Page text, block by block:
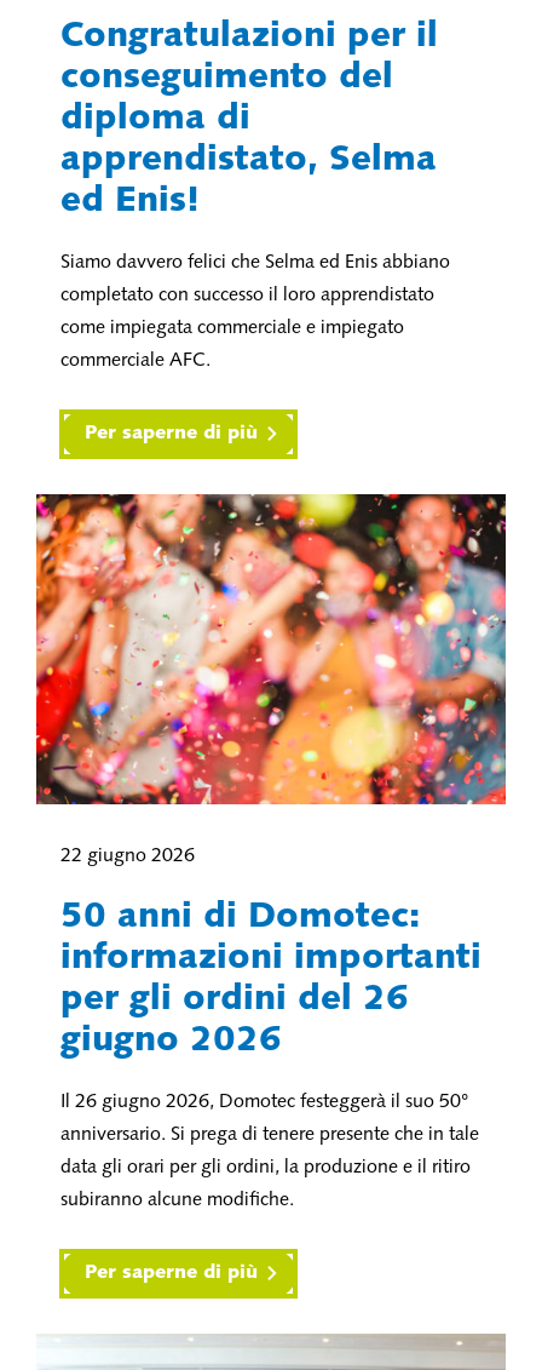
Congratulazioni per il
conseguimento del
diploma di
apprendistato, Selma
ed Enis!
Siamo davvero felici che Selma ed Enis abbiano
completato con successo il loro apprendistato
come impiegata commerciale e impiegato
commerciale AFC.
Per saperne di più
22 giugno 2026
50 anni di Domotec:
informazioni importanti
per gli ordini del 26
giugno 2026
Il 26 giugno 2026, Domotec festeggerà il suo 50°
anniversario. Si prega di tenere presente che in tale
data gli orari per gli ordini, la produzione e il ritiro
subiranno alcune modifiche.
Per saperne di più